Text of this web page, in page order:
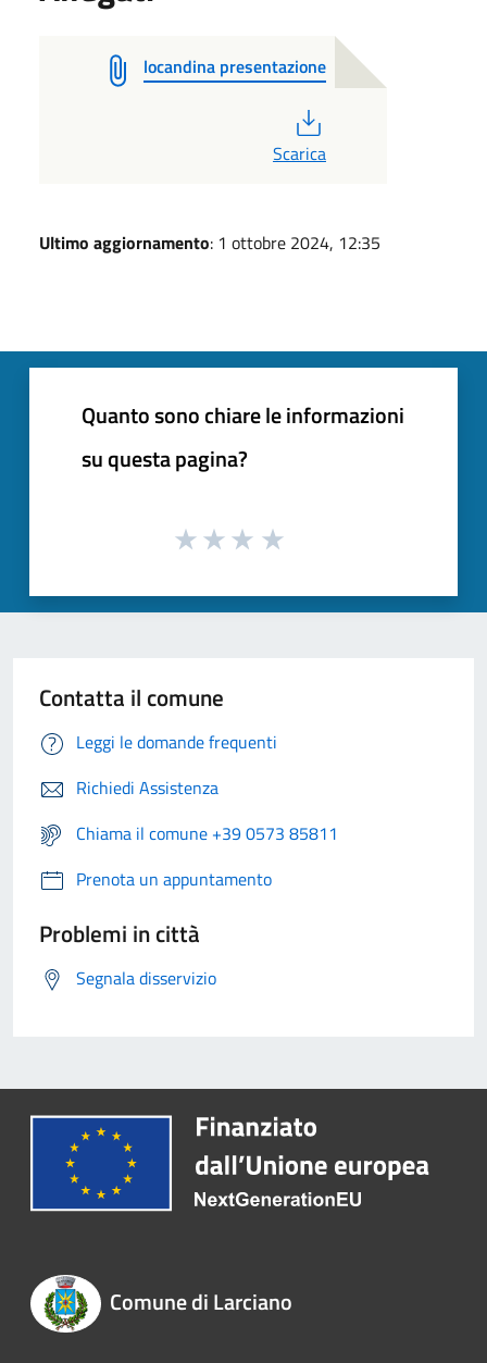
locandina presentazione
Scarica
Ultimo aggiornamento: 1 ottobre 2024, 12:35
Quanto sono chiare le informazioni
su questa pagina?
Contatta il comune
Leggi le domande frequenti
Richiedi Assistenza
Chiama il comune +39 0573 85811
Prenota un appuntamento
Problemi in città
Segnala disservizio
Comune di Larciano